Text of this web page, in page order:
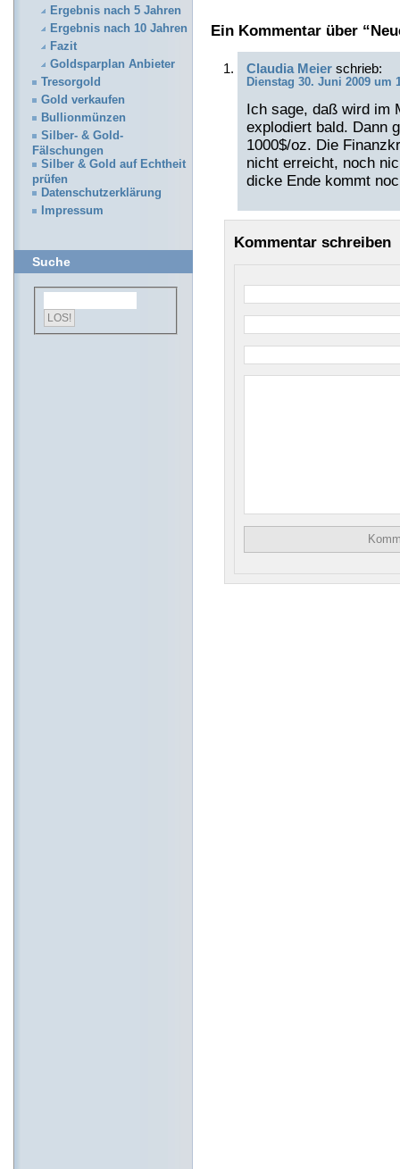
Ein Kommentar über
Claudia Meier schrieb:
Dienstag 30. Juni 2009 um
Ich sage, daß wird im
explodiert bald. Dann
1000$/oz. Die
nicht erreicht, noch
dicke Ende kommt
Kommentar schreiben
Ergebnis nach 5 Jahren
Ergebnis nach 10 Jahren
Fazit
Goldsparplan Anbieter
Tresorgold
Gold verkaufen
Bullionmünzen
Silber- & Gold-
Fälschungen
Silber & Gold auf Echtheit
prüfen
Datenschutzerklärung
Impressum
Suche